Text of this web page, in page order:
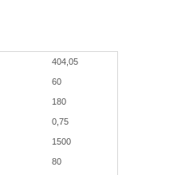
404,05
60
180
0,75
1500
80